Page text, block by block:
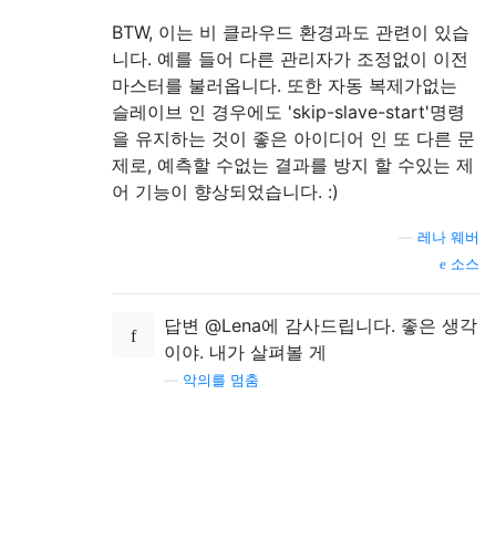
BTW, 이는 비 클라우드 환경과도 관련이 있습
니다. 예를 들어 다른 관리자가 조정없이 이전
마스터를 불러옵니다. 또한 자동 복제가없는
슬레이브 인 경우에도 'skip-slave-start'명령
을 유지하는 것이 좋은 아이디어 인 또 다른 문
제로, 예측할 수없는 결과를 방지 할 수있는 제
어 기능이 향상되었습니다. :)
레나 웨버
소스
답변 @Lena에 감사드립니다. 좋은 생각
이야. 내가 살펴볼 게
악의를 멈춤